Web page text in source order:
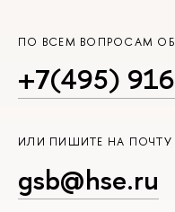
ПО ВСЕМ ВОПРОСАМ
+7(495)
ИЛИ ПИШИТЕ НА ПОЧТУ
gsb@hse.ru